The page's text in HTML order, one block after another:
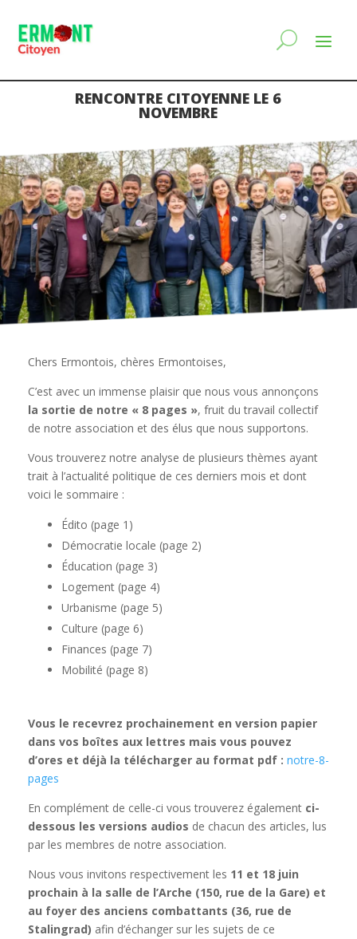
RENCONTRE CITOYENNE LE 6
NOVEMBRE
Chers Ermontois, chères Ermontoises,
C’est avec un immense plaisir que nous vous annonçons
la sortie de notre « 8 pages », fruit du travail collectif
de notre association et des élus que nous supportons.
Vous trouverez notre analyse de plusieurs thèmes ayant
trait à l’actualité politique de ces derniers mois et dont
voici le sommaire :
Édito (page 1)
Démocratie locale (page 2)
Éducation (page 3)
Logement (page 4)
Urbanisme (page 5)
Culture (page 6)
Finances (page 7)
Mobilité (page 8)
Vous le recevrez prochainement en version papier
dans vos boîtes aux lettres mais vous pouvez
d’ores et déjà la télécharger au format pdf : notre-8-
pages
En complément de celle-ci vous trouverez également ci-
dessous les versions audios de chacun des articles, lus
par les membres de notre association.
Nous vous invitons respectivement les 11 et 18 juin
prochain à la salle de l’Arche (150, rue de la Gare) et
au foyer des anciens combattants (36, rue de
Stalingrad) afin d’échanger sur les sujets de ce